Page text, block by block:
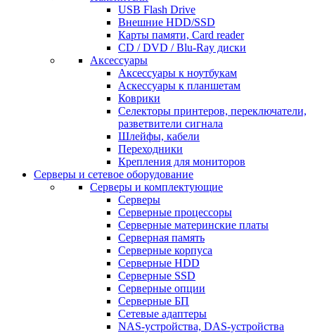
USB Flash Drive
Внешние HDD/SSD
Карты памяти, Card reader
CD / DVD / Blu-Ray диски
Аксессуары
Аксессуары к ноутбукам
Аскессуары к планшетам
Коврики
Селекторы принтеров, переключатели,
разветвители сигнала
Шлейфы, кабели
Переходники
Крепления для мониторов
Серверы и сетевое оборудование
Серверы и комплектующие
Серверы
Серверные процессоры
Серверные материнские платы
Серверная память
Серверные корпуса
Серверные HDD
Серверные SSD
Серверные опции
Серверные БП
Сетевые адаптеры
NAS-устройства, DAS-устройства